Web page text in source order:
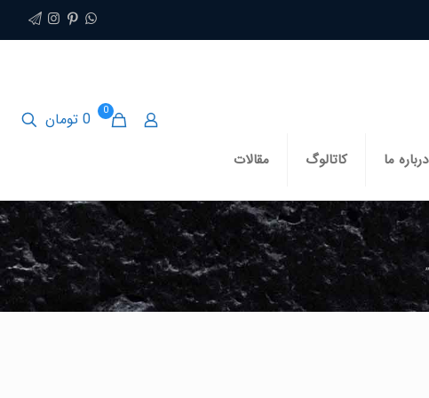
درباره ما کاتالوگ مقالات
0 0 تومان